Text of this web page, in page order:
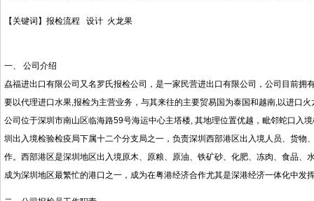
【关键词】报检流程 设计 火龙果
一、 公司介绍
劦福进出口有限公司又名罗氏报检公司，是一家民营进出口有限公司，公司目前
要以代理进口水果,报检为主营业务，与其来往的主要贸易国为泰国和越南,以进口火
公司位于深圳市南山区临海路59号海运中心主塔楼, 其地理位置优越，毗邻蛇口入
圳出入境检验检疫局下属十二个分支局之一，负责深圳西部港区出入境人员、货
作。西部港区是深圳地区出入境原木、原粮、原油、铁矿砂、化肥、冻肉、食品
成为深圳地区最繁忙的港口之一，成为在粤港经济合作尤其是深港经济一体化中